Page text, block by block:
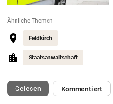
Ähnliche Themen
Feldkirch
Staatsanwaltschaft
Gelesen(ausgewählt)Kommentiert